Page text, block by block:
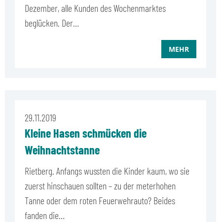
Dezember, alle Kunden des Wochenmarktes
beglücken. Der…
MEHR
29.11.2019
Kleine Hasen schmücken die
Weihnachtstanne
Rietberg. Anfangs wussten die Kinder kaum, wo sie
zuerst hinschauen sollten – zu der meterhohen
Tanne oder dem roten Feuerwehrauto? Beides
fanden die…